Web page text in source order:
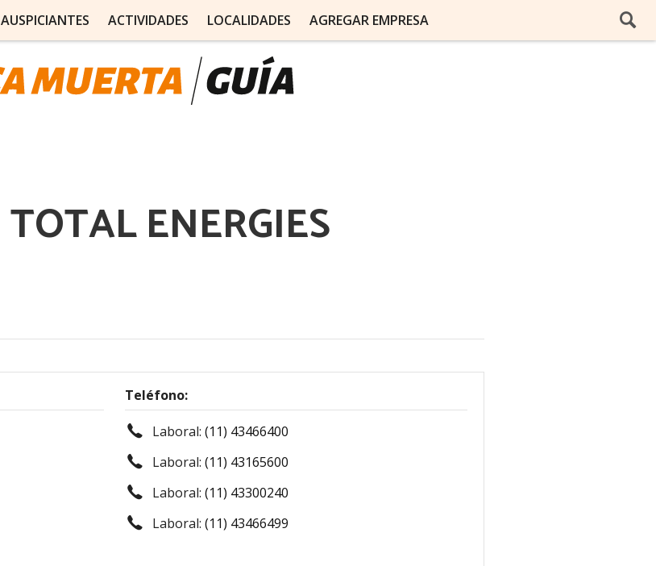
AUSPICIANTES ACTIVIDADES LOCALIDADES AGREGAR EMPRESA
TOTAL ENERGIES
Teléfono:
Laboral: (11) 43466400
Laboral: (11) 43165600
Laboral: (11) 43300240
Laboral: (11) 43466499